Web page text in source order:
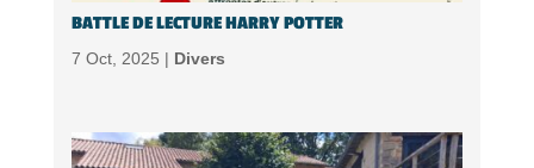
BATTLE DE LECTURE HARRY POTTER
7 Oct, 2025 | Divers